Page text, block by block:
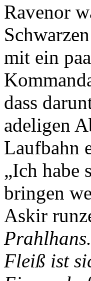
Ravenor
mit ein
dass
adeligen
Laufbahn
„Ich habe
bringen
Askir
Fleiß ist